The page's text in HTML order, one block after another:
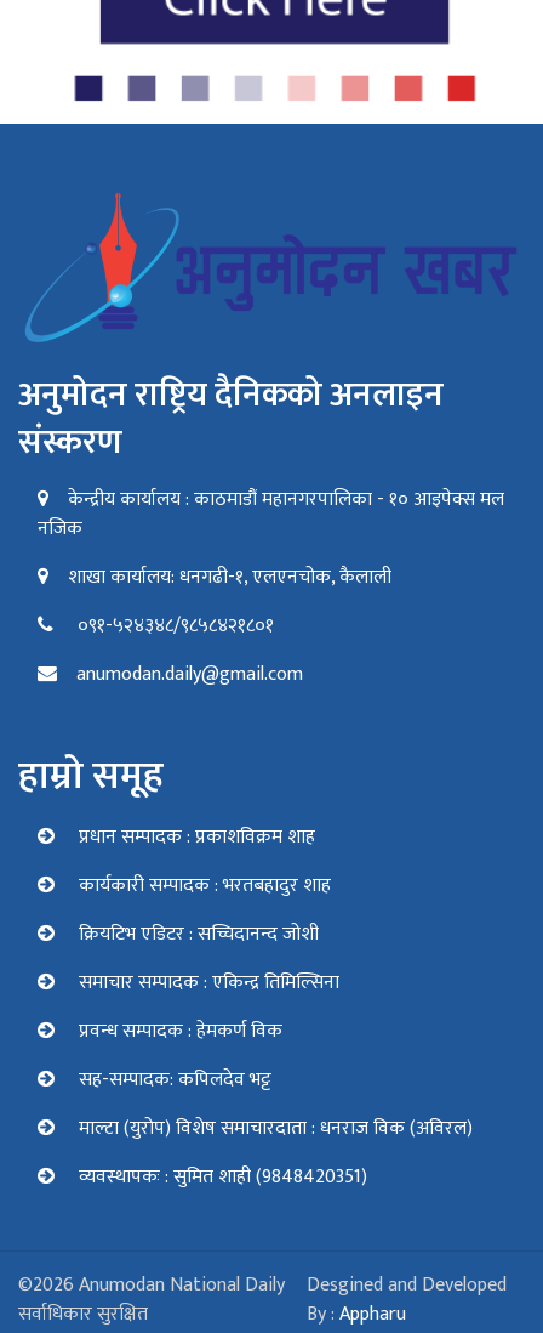
अनुमोदन राष्ट्रिय दैनिकको अनलाइन
संस्करण
केन्द्रीय कार्यालय : काठमाडौं महानगरपालिका - १० आइपेक्स मल
नजिक
शाखा कार्यालय: धनगढी-१, एलएनचोक, कैलाली
०९१-५२४३४८/९८५८४२१८०१
anumodan.daily@gmail.com
हाम्रो समूह
प्रधान सम्पादक : प्रकाशविक्रम शाह
कार्यकारी सम्पादक : भरतबहादुर शाह
क्रियटिभ एडिटर : सच्चिदानन्द जोशी
समाचार सम्पादक : एकिन्द्र तिमिल्सिना
प्रवन्ध सम्पादक : हेमकर्ण विक
सह-सम्पादक: कपिलदेव भट्ट
माल्टा (युरोप) विशेष समाचारदाता : धनराज विक (अविरल)
व्यवस्थापकः : सुमित शाही (9848420351)
©2026 Anumodan National Daily
सर्वाधिकार सुरक्षित
Desgined and Developed
By :Appharu